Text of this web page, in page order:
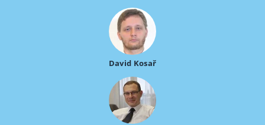
David Kosař